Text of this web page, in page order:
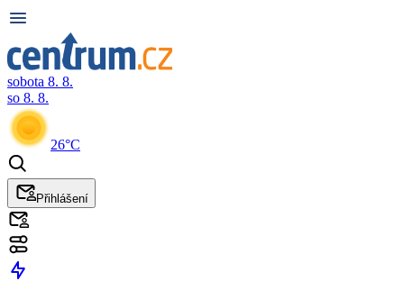
sobota 8. 8.
so 8. 8.
26°C
Přihlášení